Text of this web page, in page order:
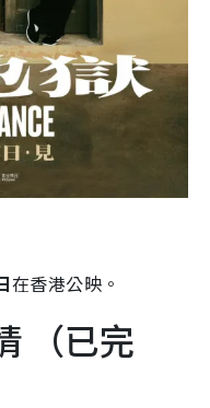
在香港公映。
（已完